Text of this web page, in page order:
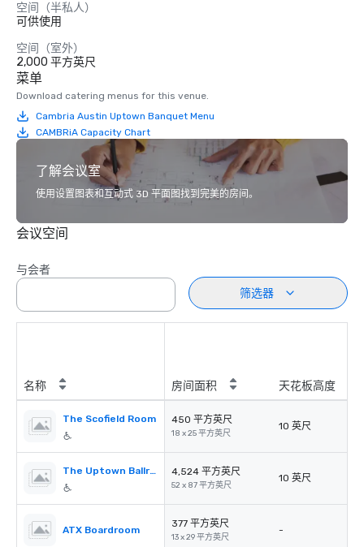
空间（半私人）
可供使用
空间（室外）
2,000 平方英尺
菜单
Download catering menus for this venue.
Cambria Austin Uptown Banquet Menu
CAMBRiA Capacity Chart
了解会议室
使用设置图表和互动式 3D 平面图找到完美的房间。
会议空间
与会者
筛选器
名称 房间面积 天花板高度
The Scofield Room 450 平方英尺
18 x 25 平方英尺
10 英尺
The Uptown Ballroom 4,524 平方英尺
52 x 87 平方英尺
10 英尺
ATX Boardroom
377 平方英尺
13 x 29 平方英尺
-